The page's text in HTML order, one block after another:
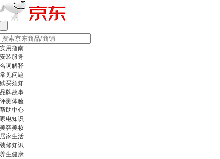
实用指南
安装服务
名词解释
常见问题
购买须知
品牌故事
评测体验
帮助中心
家电知识
美容美妆
居家生活
装修知识
养生健康